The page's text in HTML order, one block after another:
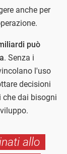
anche per
può
. Senza i
l'uso
decisioni
che dai bisogni
allo